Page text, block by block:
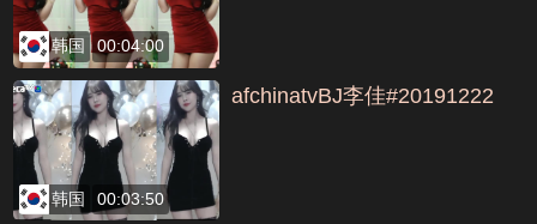
韩国 00:04:00
韩国 00:03:50
afchinatvBJ李佳#20191222